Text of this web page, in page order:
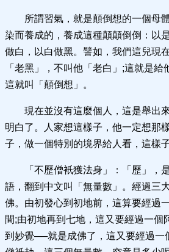
所謂習氣，就是顛倒想的一個母
染而養成的，養成這種顛顛倒倒：以
做白，以白做黑。譬如，我們這兒現
「老黑」，不叫他「老白」;這就是給
這就叫「顛倒想」。
現在並沒有這麼個人，這是舉出
明白了。人家想這樣子，他一定想那
子，做一個特別的境界給人看，這樣
「不歷僧衹獲法身」：「歷」，
語，翻到中文叫「無量數」。經過三
佛。由初發心到初地前，這算要經過
間;由初地再到七地，這又要經過一個
到妙覺──就是成佛了，這又要經過一